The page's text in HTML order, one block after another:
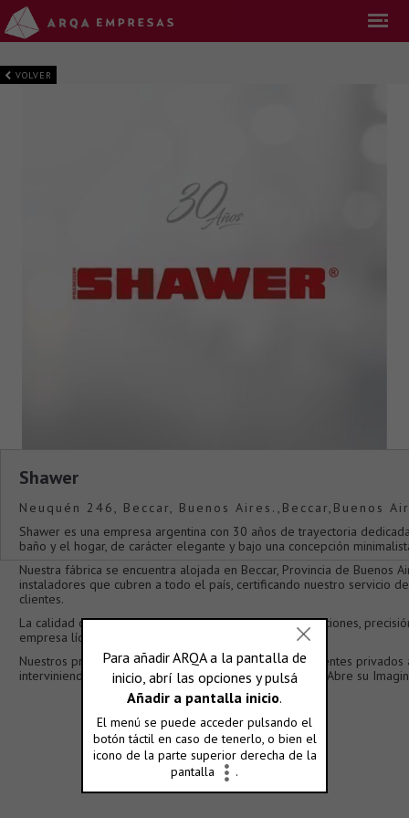
VOLVER
Shawer
Neuquén 246, Beccar, Buenos Aires.,Beccar,Buenos
Shawer es una empresa argentina con 30 años de trayectoria
baño y el hogar, de carácter elegante y bajo una concepción
Nuestra fábrica se encuentra alojada en Beccar, Provincia de Buenos
instaladores que cubren a todo el país, certificando nuestro servicio
clientes.
La calidad de nuestros materiales, así como sus terminaciones,
empresa líder en satisfacción de usuario en Argentina.
Nuestros productos aportan valor agregado a sus ambientes
interviniendo todos sus espacios con elegancia. Shawer Abre su